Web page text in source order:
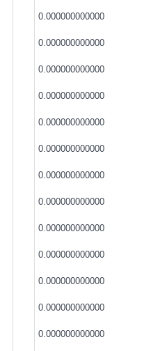
0.000000000000
0.000000000000
0.000000000000
0.000000000000
0.000000000000
0.000000000000
0.000000000000
0.000000000000
0.000000000000
0.000000000000
0.000000000000
0.000000000000
0.000000000000